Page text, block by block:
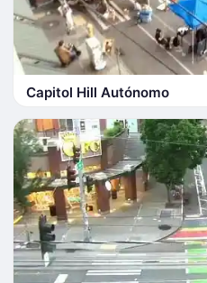
Capitol Hill Autónomo